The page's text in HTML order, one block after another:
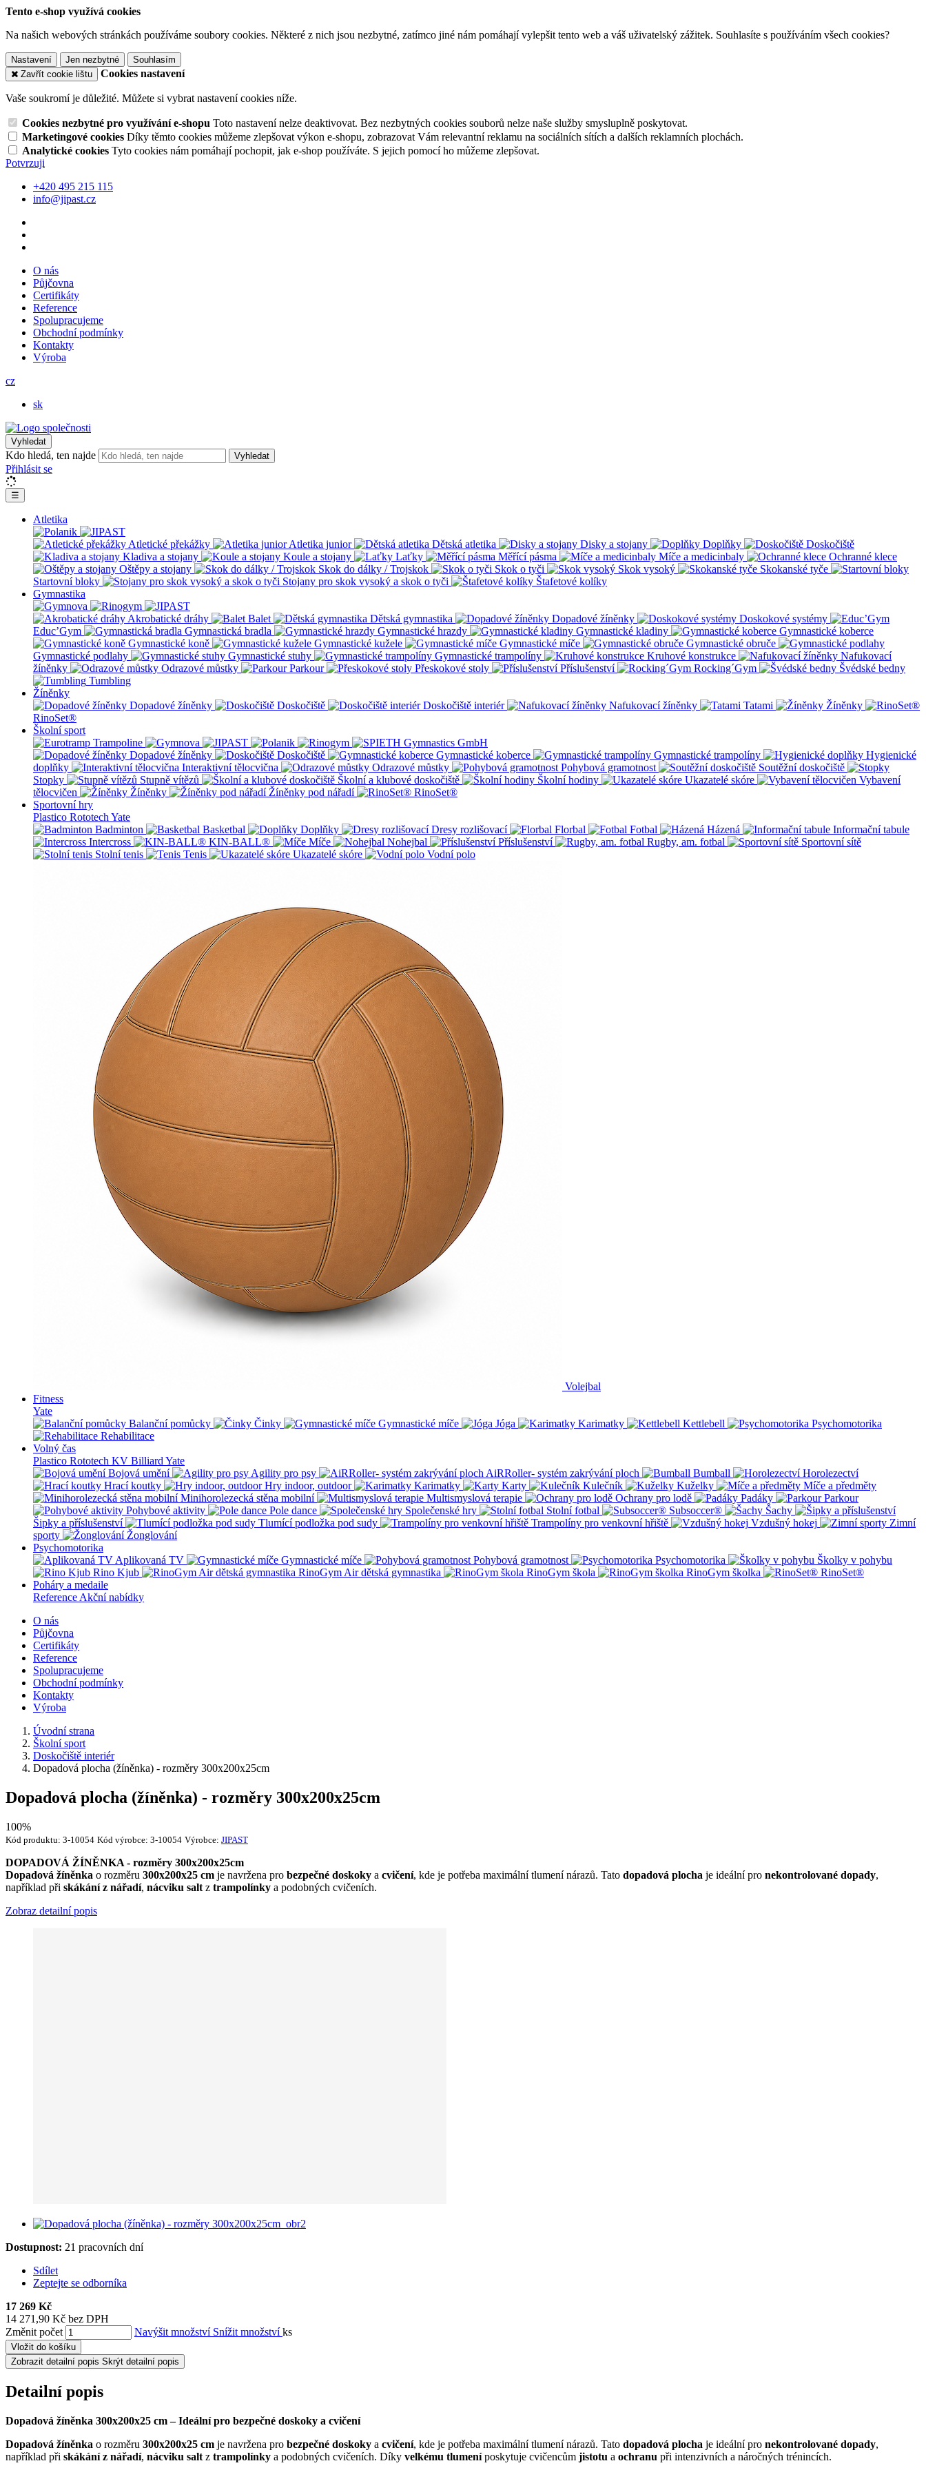
Tento e-shop využívá cookies
Na našich webových stránkách používáme soubory cookies. Některé z nich jsou nezbytné, zatímco jiné nám pomáhají vylepšit tento web a váš uživatelský zážitek. Souhlasíte s používáním všech cookies?
Nastavení Jen nezbytné
Souhlasím
Zavřít cookie lištu
Cookies nastavení
Vaše soukromí je důležité. Můžete si vybrat nastavení cookies níže.
Cookies nezbytné pro využívání e-shopu Toto nastavení nelze deaktivovat. Bez nezbytných cookies souborů nelze naše služby smysluplně poskytovat.
Marketingové cookies Díky těmto cookies můžeme zlepšovat výkon e-shopu, zobrazovat Vám relevantní reklamu na sociálních sítích a dalších reklamních plochách.
Analytické cookies Tyto cookies nám pomáhají pochopit, jak e-shop používáte. S jejich pomocí ho můžeme zlepšovat.
Potvrzuji
+420 495 215 115
info@jipast.cz
O nás
Půjčovna
Certifikáty
Reference
Spolupracujeme
Obchodní podmínky
Kontakty
Výroba
cz
sk
Vyhledat
Kdo hledá, ten najde Vyhledat
Přihlásit se
☰
Atletika
Atletické překážky Atletika junior Dětská atletika Disky a stojany Doplňky
Doskočiště
Kladiva a stojany
Koule a stojany Laťky Měřící pásma Míče a medicinbaly
Ochranné klece
Oštěpy a stojany
Skok do dálky / Trojskok Skok o tyči Skok vysoký
Skokanské tyče
Startovní bloky
Stojany pro skok vysoký a skok o tyči
Štafetové kolíky
Gymnastika
Akrobatické dráhy Balet Dětská gymnastika Dopadové žíněnky
Doskokové systémy
Educ’Gym
Gymnastická bradla Gymnastické hrazdy Gymnastické kladiny
Gymnastické koberce
Gymnastické koně
Gymnastické kužele Gymnastické míče
Gymnastické obruče
Gymnastické podlahy
Gymnastické stuhy Gymnastické trampolíny Kruhové konstrukce
Nafukovací
žíněnky
Odrazové můstky Parkour Přeskokové stoly Příslušenství Rocking´Gym
Švédské bedny
Tumbling
Žíněnky
Dopadové žíněnky
Doskočiště Doskočiště interiér Nafukovací žíněnky Tatami
Žíněnky
RinoSet®
Školní sport
Dopadové žíněnky Doskočiště Gymnastické koberce Gymnastické trampolíny
Hygienické
doplňky
Interaktivní tělocvična Odrazové můstky Pohybová gramotnost
Soutěžní doskočiště
Stopky
Stupně vítězů Školní a klubové doskočiště Školní hodiny Ukazatelé skóre
Vybavení
tělocvičen
Žíněnky Žíněnky pod nářadí
RinoSet®
Sportovní hry
Plastico Rototech Yate
Badminton
Basketbal Doplňky Dresy rozlišovací Florbal Fotbal Házená
Informační tabule
Intercross
KIN-BALL® Míče Nohejbal Příslušenství Rugby, am. fotbal
Sportovní sítě
Stolní tenis
Tenis Ukazatelé skóre Vodní polo
Volejbal
Fitness
Yate
Balanční pomůcky
Činky Gymnastické míče Jóga Karimatky Kettlebell
Psychomotorika
Rehabilitace
Volný čas
Plastico Rototech KV Billiard Yate
Bojová umění
Agility pro psy AiRRoller- systém zakrývání ploch Bumball
Horolezectví
Hrací koutky
Hry indoor, outdoor Karimatky Karty Kulečník Kuželky
Míče a předměty
Minihorolezecká stěna mobilní
Multismyslová terapie Ochrany pro lodě Padáky
Parkour
Pohybové aktivity
Pole dance Společenské hry Stolní fotbal Subsoccer®
Šachy
Šipky a příslušenství
Tlumící podložka pod sudy Trampolíny pro venkovní hřiště Vzdušný hokej
Zimní
sporty
Žonglování
Psychomotorika
Aplikovaná TV
Gymnastické míče Pohybová gramotnost Psychomotorika
Školky v pohybu
Rino Kjub
RinoGym Air dětská gymnastika RinoGym škola RinoGym školka
RinoSet®
Poháry a medaile
Reference Akční nabídky
O nás
Půjčovna
Certifikáty
Reference
Spolupracujeme
Obchodní podmínky
Kontakty
Výroba
Úvodní strana
Školní sport
Doskočiště interiér
Dopadová plocha (žíněnka) - rozměry 300x200x25cm
Dopadová plocha (žíněnka) - rozměry 300x200x25cm
100%
Kód produktu: 3-10054 Kód výrobce: 3-10054 Výrobce: JIPAST
DOPADOVÁ ŽÍNĚNKA - rozměry 300x200x25cm
Dopadová žíněnka o rozměru 300x200x25 cm je navržena pro bezpečné doskoky a cvičení, kde je potřeba maximální tlumení nárazů. Tato dopadová plocha je ideální pro nekontrolované dopady,
například při skákání z nářadí, nácviku salt z trampolínky a podobných cvičeních.
Zobraz detailní popis
Dostupnost: 21 pracovních dní
Sdílet
Zeptejte se odborníka
17 269 Kč
14 271,90 Kč bez DPH
Změnit počet
Navýšit množství Snížit množstvíks
Vložit do košíku
Zobrazit detailní popis Skrýt detailní popis
Detailní popis
Dopadová žíněnka 300x200x25 cm – Ideální pro bezpečné doskoky a cvičení
Dopadová žíněnka o rozměru 300x200x25 cm je navržena pro bezpečné doskoky a cvičení, kde je potřeba maximální tlumení nárazů. Tato dopadová plocha je ideální pro nekontrolované dopady,
například při skákání z nářadí, nácviku salt z trampolínky a podobných cvičeních. Díky velkému tlumeníposkytuje cvičencům jistotu a ochranu při intenzivních a náročných trénincích.